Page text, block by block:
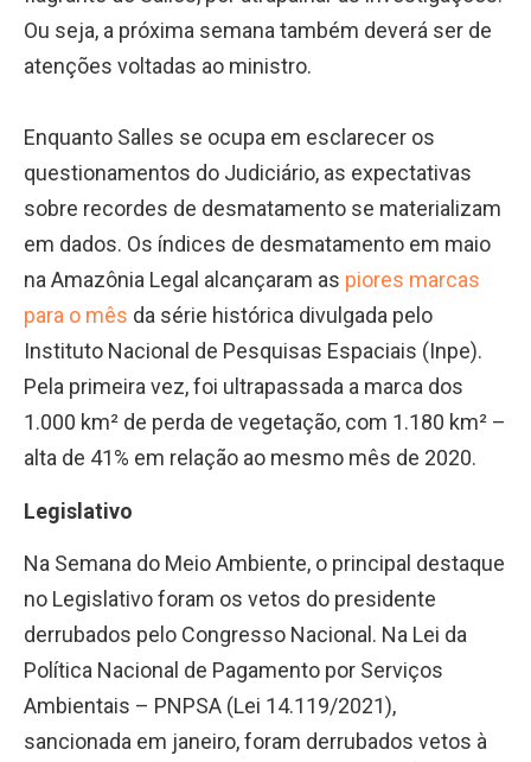
Ou seja, a próxima semana também deverá ser de
atenções voltadas ao ministro.
Enquanto Salles se ocupa em esclarecer os
questionamentos do Judiciário, as expectativas
sobre recordes de desmatamento se materializam
em dados. Os índices de desmatamento em maio
na Amazônia Legal alcançaram as piores marcas
para o mês da série histórica divulgada pelo
Instituto Nacional de Pesquisas Espaciais (Inpe).
Pela primeira vez, foi ultrapassada a marca dos
1.000 km² de perda de vegetação, com 1.180 km² –
alta de 41% em relação ao mesmo mês de 2020.
Legislativo
Na Semana do Meio Ambiente, o principal destaque
no Legislativo foram os vetos do presidente
derrubados pelo Congresso Nacional. Na Lei da
Política Nacional de Pagamento por Serviços
Ambientais – PNPSA (Lei 14.119/2021),
sancionada em janeiro, foram derrubados vetos à